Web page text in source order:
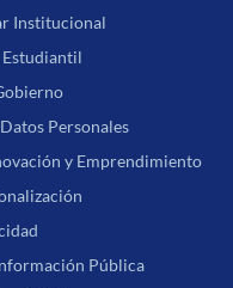
Institucional
Estudiantil
Personales
y Emprendimiento
Pública